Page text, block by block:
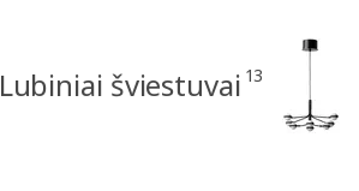
Lubiniai šviestuvai 13